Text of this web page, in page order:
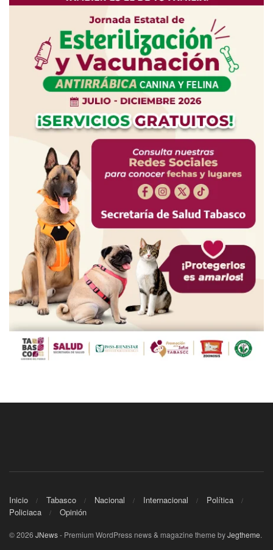
Inicio Tabasco Nacional Internacional
Política
Policiaca
Opinión
© 2026 JNews- Premium WordPress news & magazine theme byJegtheme.